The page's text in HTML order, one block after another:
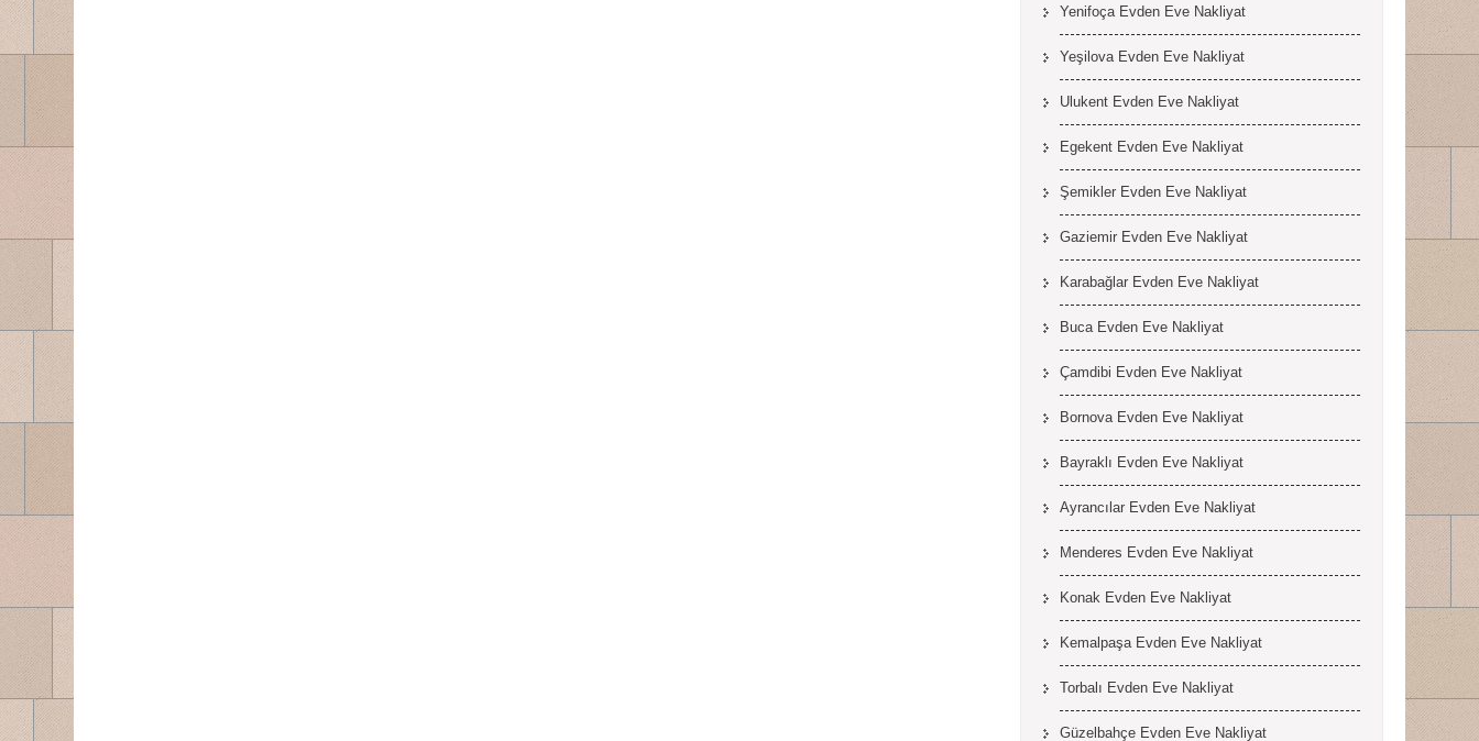
Yenifoça Evden Eve Nakliyat
Yeşilova Evden Eve Nakliyat
Ulukent Evden Eve Nakliyat
Egekent Evden Eve Nakliyat
Şemikler Evden Eve Nakliyat
Gaziemir Evden Eve Nakliyat
Karabağlar Evden Eve Nakliyat
Buca Evden Eve Nakliyat
Çamdibi Evden Eve Nakliyat
Bornova Evden Eve Nakliyat
Bayraklı Evden Eve Nakliyat
Ayrancılar Evden Eve Nakliyat
Menderes Evden Eve Nakliyat
Konak Evden Eve Nakliyat
Kemalpaşa Evden Eve Nakliyat
Torbalı Evden Eve Nakliyat
Güzelbahçe Evden Eve Nakliyat